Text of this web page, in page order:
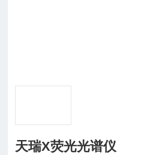
天瑞X荧光光谱仪